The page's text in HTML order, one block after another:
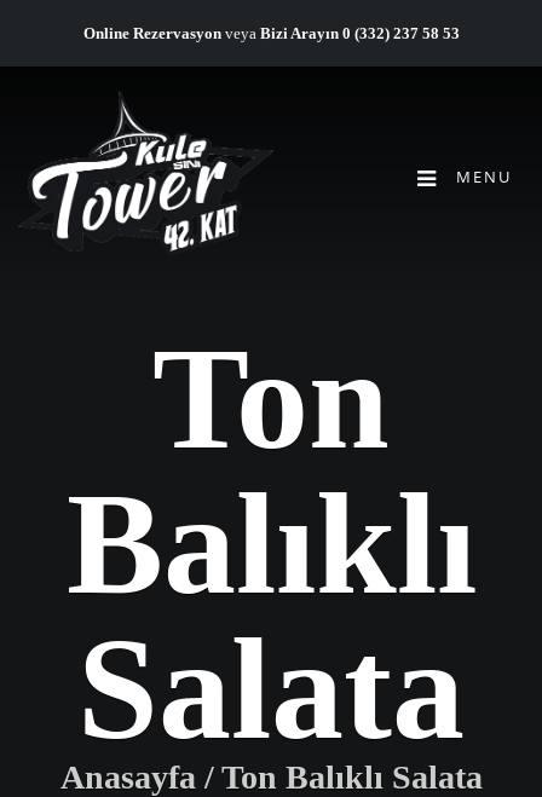
Online Rezervasyonveya Bizi Arayın 0 (332) 237 58 53
MENU
Ton
Balıklı
Salata
Anasayfa /Ton Balıklı Salata